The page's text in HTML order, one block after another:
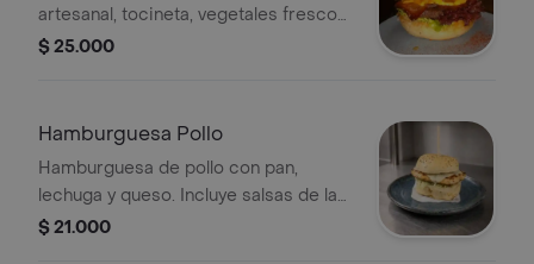
artesanal, tocineta, vegetales frescos
y salsas de la casa.
$ 25.000
Hamburguesa Pollo
Hamburguesa de pollo con pan,
lechuga y queso. Incluye salsas de la
casa.
$ 21.000